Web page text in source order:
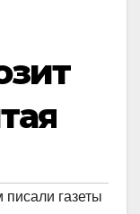
газеты